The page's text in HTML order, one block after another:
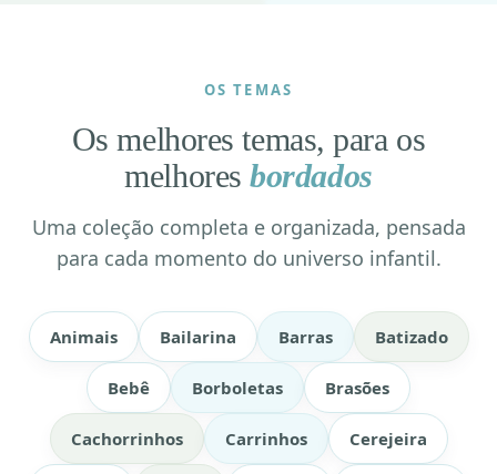
OS TEMAS
Os melhores temas, para os
melhoresbordados
Uma coleção completa e organizada, pensada
para cada momento do universo infantil.
Animais Bailarina Barras Batizado
Bebê Borboletas Brasões
Cachorrinhos Carrinhos Cerejeira